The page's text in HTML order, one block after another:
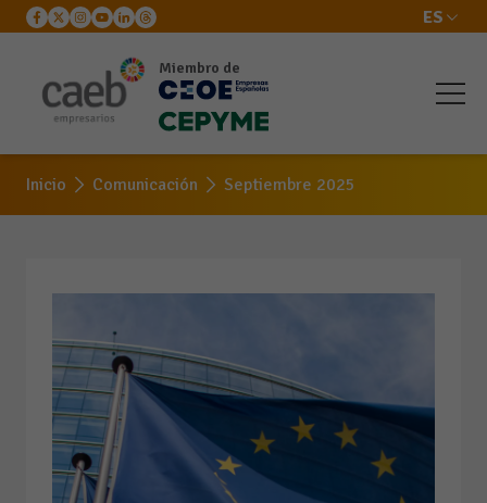
ES
Miembro de
Inicio Comunicación Septiembre 2025